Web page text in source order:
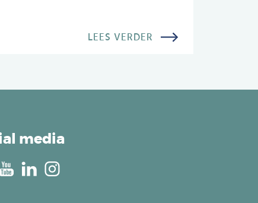
LEES VERDER
media